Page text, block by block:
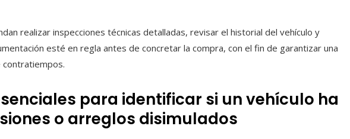
realizar inspecciones técnicas detalladas, revisar el historial del vehículo y
esté en regla antes de concretar la compra, con el fin de garantizar una
contratiempos.
para identificar si un vehículo ha
o arreglos disimulados